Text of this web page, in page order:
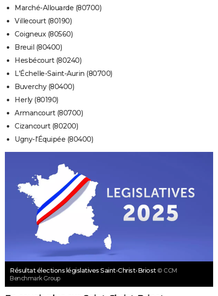
Marché-Allouarde (80700)
Villecourt (80190)
Coigneux (80560)
Breuil (80400)
Hesbécourt (80240)
L'Échelle-Saint-Aurin (80700)
Buverchy (80400)
Herly (80190)
Armancourt (80700)
Cizancourt (80200)
Ugny-l'Équipée (80400)
Résultat élections législatives Saint-Christ-Briost © CCM
Benchmark Group